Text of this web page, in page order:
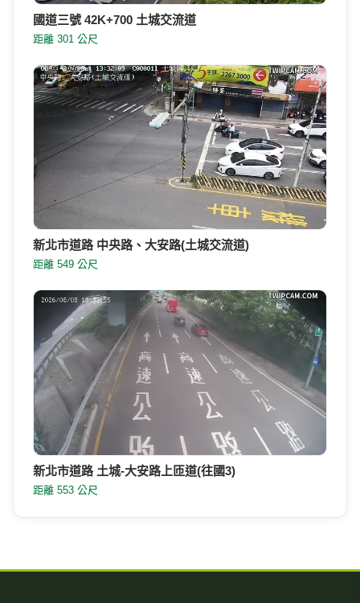
國道三號 42K+700 土城交流道
距離 301 公尺
新北市道路 中央路、大安路(土城交流道)
距離 549 公尺
新北市道路 土城-大安路上匝道(往國3)
距離 553 公尺